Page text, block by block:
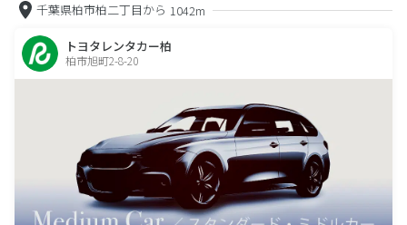
千葉県柏市柏二丁目から 1042m
トヨタレンタカー柏
柏市旭町2-8-20